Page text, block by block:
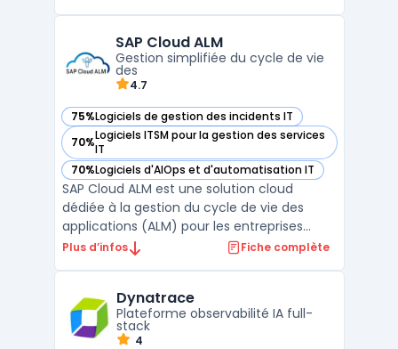
avancée, facilitant l'administration, le
monitoring réseau et la surveillan ...
SAP Cloud ALM
Gestion simplifiée du cycle de vie
des
4.7
75%Logiciels de gestion des incidents IT
— voir SAP Cloud ALM dans cette catégorie
70%Logiciels ITSM pour la gestion des services
IT
— voir SAP Cloud ALM dans cette catégorie
70%Logiciels d'AIOps et d'automatisation IT
— voir SAP Cloud ALM dans cette catégorie
SAP Cloud ALM est une solution cloud
dédiée à la gestion du cycle de vie des
applications (ALM) pour les entreprises
utilisant des systèmes SAP. Conçue pour
offre des outils puissants pour suivre les
performances, co ...
Plus d’infos Fiche complète
Dynatrace
Plateforme observabilité IA full-
stack
4